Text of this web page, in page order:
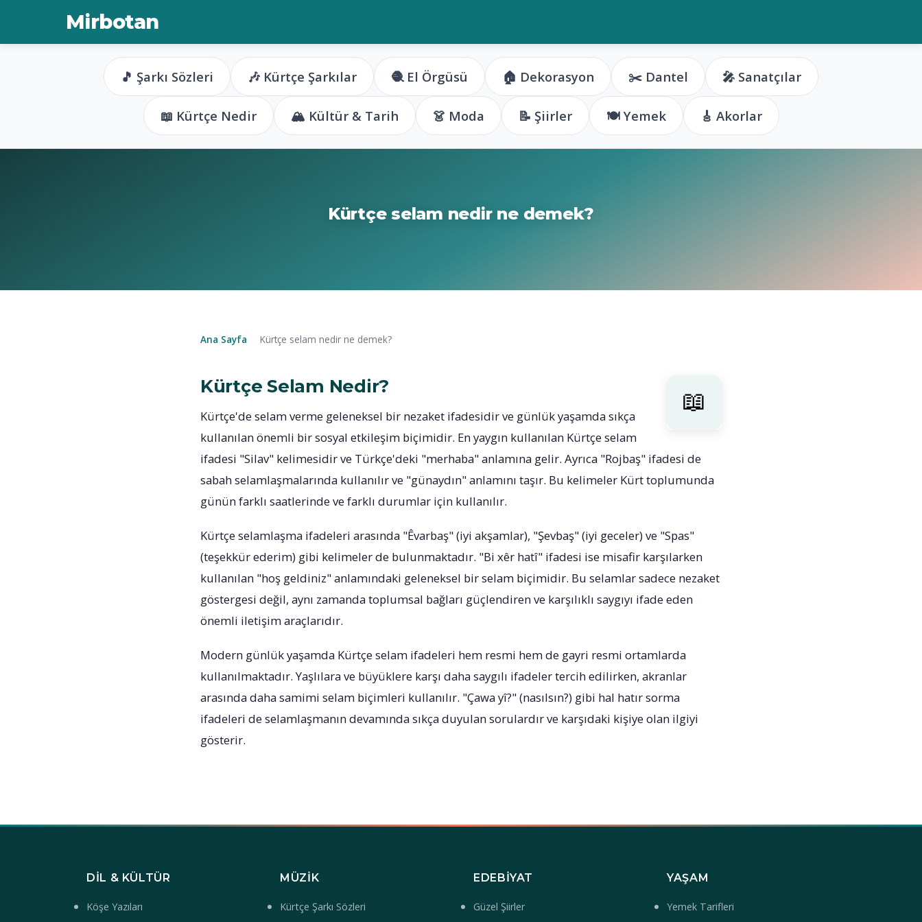
Mirbotan
🎵 Şarkı Sözleri 🎶 Kürtçe Şarkılar 🧶 El Örgüsü 🏠 Dekorasyon ✂️ Dantel 🎤 Sanatçılar
📖 Kürtçe Nedir 🏔️ Kültür & Tarih 👗 Moda 📝 Şiirler 🍽️ Yemek 🎸 Akorlar
Kürtçe selam nedir ne demek?
Ana Sayfa Kürtçe selam nedir ne demek?
Kürtçe Selam Nedir?
Kürtçe'de selam verme geleneksel bir nezaket ifadesidir ve günlük yaşamda sıkça
kullanılan önemli bir sosyal etkileşim biçimidir. En yaygın kullanılan Kürtçe selam
ifadesi "Silav" kelimesidir ve Türkçe'deki "merhaba" anlamına gelir. Ayrıca "Rojbaş" ifadesi de
sabah selamlaşmalarında kullanılır ve "günaydın" anlamını taşır. Bu kelimeler Kürt toplumunda
günün farklı saatlerinde ve farklı durumlar için kullanılır.
Kürtçe selamlaşma ifadeleri arasında "Êvarbaş" (iyi akşamlar), "Şevbaş" (iyi geceler) ve "Spas"
(teşekkür ederim) gibi kelimeler de bulunmaktadır. "Bi xêr hatî" ifadesi ise misafir karşılarken
kullanılan "hoş geldiniz" anlamındaki geleneksel bir selam biçimidir. Bu selamlar sadece nezaket
göstergesi değil, aynı zamanda toplumsal bağları güçlendiren ve karşılıklı saygıyı ifade eden
önemli iletişim araçlarıdır.
Modern günlük yaşamda Kürtçe selam ifadeleri hem resmi hem de gayri resmi ortamlarda
kullanılmaktadır. Yaşlılara ve büyüklere karşı daha saygılı ifadeler tercih edilirken, akranlar
arasında daha samimi selam biçimleri kullanılır. "Çawa yî?" (nasılsın?) gibi hal hatır sorma
ifadeleri de selamlaşmanın devamında sıkça duyulan sorulardır ve karşıdaki kişiye olan ilgiyi
gösterir.
DIL & KÜLTÜR
Köşe Yazıları
MÜZIK
Kürtçe Şarkı Sözleri
EDEBIYAT
Güzel Şiirler
YAŞAM
Yemek Tarifleri